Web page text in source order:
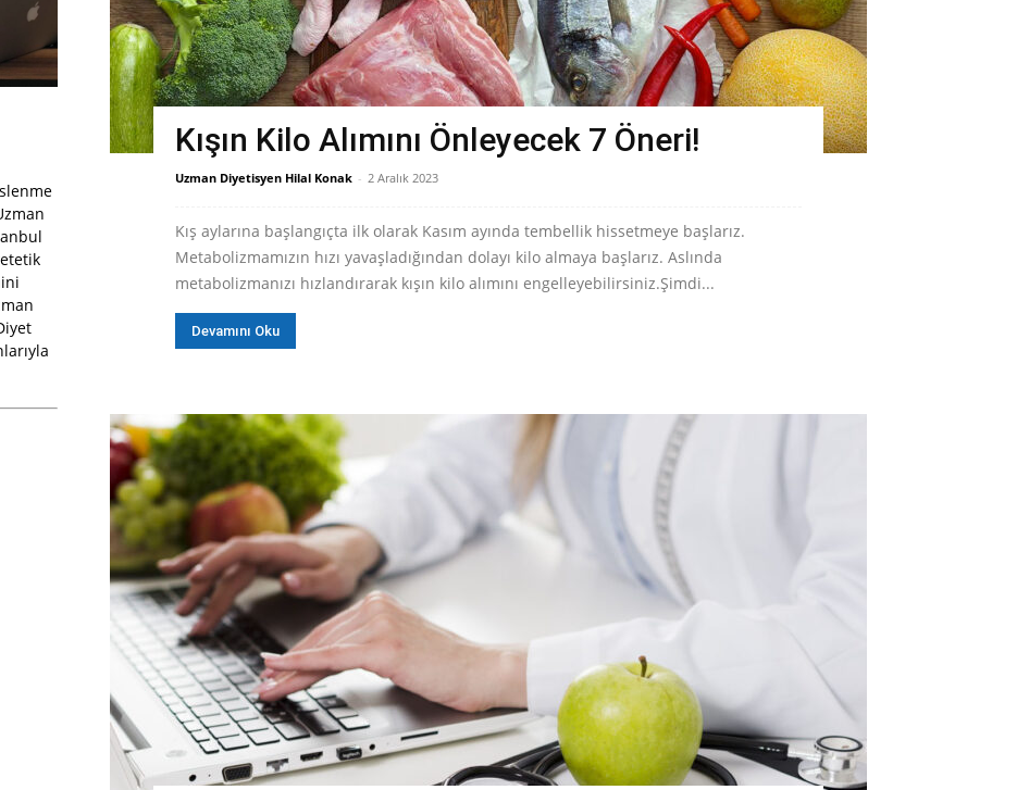
Kışın Kilo Alımını Önleyecek 7 Öneri!
Uzman Diyetisyen Hilal Konak - 2 Aralık 2023
Kış aylarına başlangıçta ilk olarak Kasım ayında tembellik hissetmeye başlarız.
Metabolizmamızın hızı yavaşladığından dolayı kilo almaya başlarız. Aslında
metabolizmanızı hızlandırarak kışın kilo alımını engelleyebilirsiniz.Şimdi...
Devamını Oku